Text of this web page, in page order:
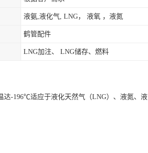
液氨,液化气, LNG， 液氧 ，液氮
鹤管配件
LNG加注、 LNG储存、燃料
达-196℃适应于液化天然气（LNG）、液氮、液